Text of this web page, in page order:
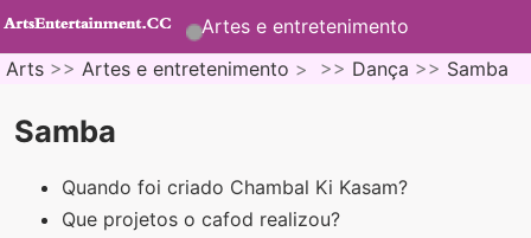
Artes e entretenimento
Arts >> Artes e entretenimento > >> Dança >> Samba
Samba
Quando foi criado Chambal Ki Kasam?
Que projetos o cafod realizou?